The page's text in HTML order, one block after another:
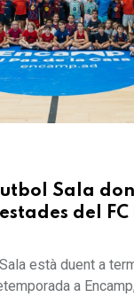
Sala
del
està duent a
a